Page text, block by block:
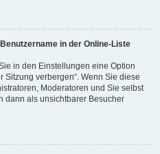
in der Online-Liste
in den Einstellungen eine Option
Sitzung verbergen“. Wenn Sie diese
Moderatoren und Sie selbst
dann als unsichtbarer Besucher